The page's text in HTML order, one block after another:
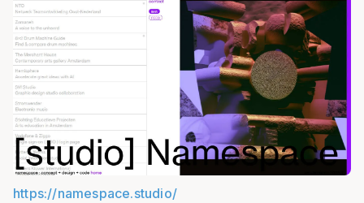
https://namespace.studio/